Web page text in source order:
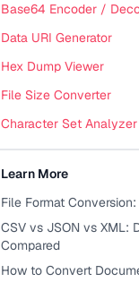
Base64 Encoder /
Data URI Generator
Hex Dump Viewer
File Size Converter
Character Set Analyzer
Learn More
File Format
CSV vs JSON vs XML:
Compared
How to Convert